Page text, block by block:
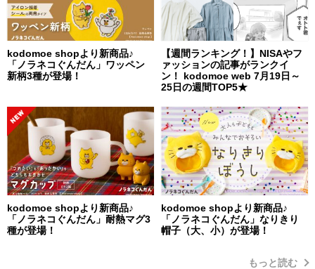
kodomoe shopより新商品♪
「ノラネコぐんだん」ワッペン
新柄3種が登場！
【週間ランキング！】NISAやフ
ァッションの記事がランクイ
ン！ kodomoe web 7月19日～
25日の週間TOP5★
kodomoe shopより新商品♪
「ノラネコぐんだん」耐熱マグ3
種が登場！
kodomoe shopより新商品♪
「ノラネコぐんだん」なりきり
帽子（大、小）が登場！
もっと読む